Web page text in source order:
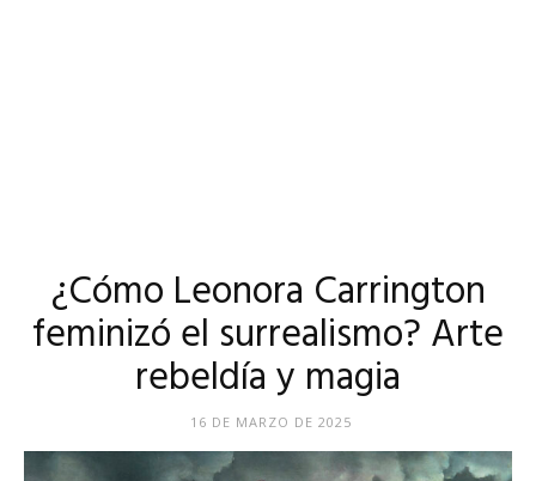
¿Cómo Leonora Carrington
feminizó el surrealismo? Arte
rebeldía y magia
16 DE MARZO DE 2025